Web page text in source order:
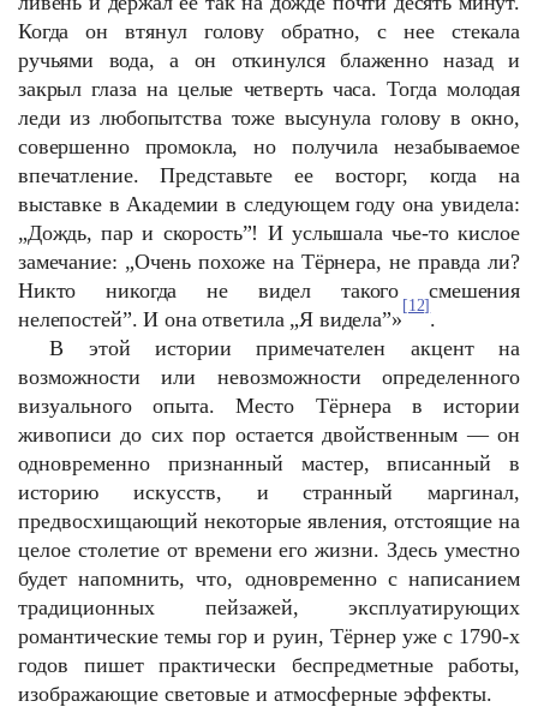
Когда он втянул голову обратно, с нее стекала
ручьями вода, а он откинулся блаженно назад и
закрыл глаза на целые четверть часа. Тогда молодая
леди из любопытства тоже высунула голову в окно,
совершенно промокла, но получила незабываемое
впечатление. Представьте ее восторг, когда на
выставке в Академии в следующем году она увидела:
„Дождь, пар и скорость”! И услышала чье-то кислое
замечание: „Очень похоже на Тёрнера, не правда ли?
Никто никогда не видел такого смешения
нелепостей”. И она ответила „Я видела”»
[12]
.
В этой истории примечателен акцент на
возможности или невозможности определенного
визуального опыта. Место Тёрнера в истории
живописи до сих пор остается двойственным — он
одновременно признанный мастер, вписанный в
историю искусств, и странный маргинал,
предвосхищающий некоторые явления, отстоящие на
целое столетие от времени его жизни. Здесь уместно
будет напомнить, что, одновременно с написанием
традиционных пейзажей, эксплуатирующих
романтические темы гор и руин, Тёрнер уже с 1790-х
годов пишет практически беспредметные работы,
изображающие световые и атмосферные эффекты.